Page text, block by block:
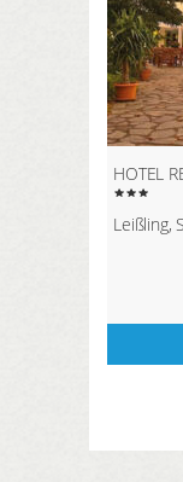
HOTEL
Leißling,